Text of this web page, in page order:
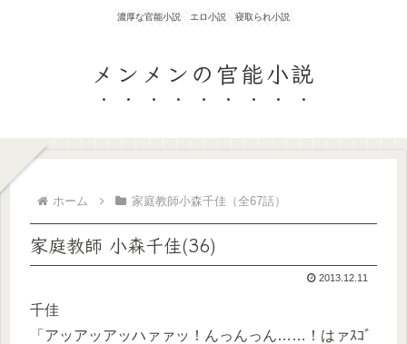
濃厚な官能小説 エロ小説 寝取られ小説
メンメンの官能小説
ホーム 家庭教師小森千佳（全67話）
家庭教師 小森千佳(36)
2013.12.11
千佳
「アッアッアッハァァッ！んっんっん……！はァｽｺﾞ